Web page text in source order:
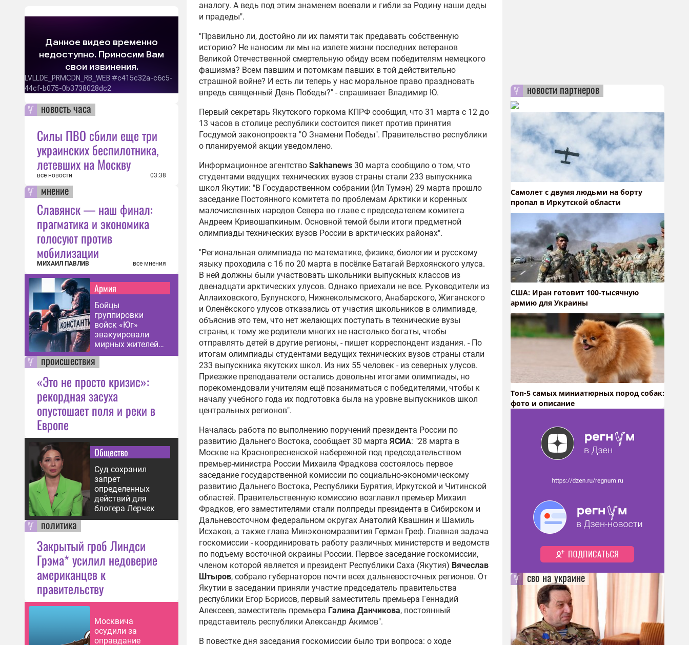
новость часа
Силы ПВО сбили еще три
украинских беспилотника,
летевших на Москву
все новости 03:38
мнение
Славянск — наш финал:
прагматика и экономика
голосуют против
мобилизации
МИХАИЛ ПАВЛИВ все мнения
Армия
Бойцы
группировки
войск «Юг»
эвакуировали
мирных жителей
из
Константиновки
происшествия
«Это не просто кризис»:
рекордная засуха
опустошает поля и реки в
Европе
Общество
Суд сохранил
запрет
определенных
действий для
блогера Лерчек
политика
Закрытый гроб Линдси
Грэма* усилил недоверие
американцев к
правительству
Москвича
осудили за
оправдание
аналогу. А ведь под этим знаменем воевали и гибли за Родину наши деды
и прадеды".
"Правильно ли, достойно ли их памяти так предавать собственную
историю? Не наносим ли мы на излете жизни последних ветеранов
Великой Отечественной смертельную обиду всем победителям немецкого
фашизма? Всем павшим и потомкам павших в той действительно
страшной войне? И есть ли теперь у нас моральное право праздновать
впредь священный День Победы?" - спрашивает Владимир Ю.
Первый секретарь Якутского горкома КПРФ сообщил, что 31 марта с 12 до
13 часов в столице республики состоится пикет против принятия
Госдумой законопроекта "О Знамени Победы". Правительство республики
о планируемой акции уведомлено.
Информационное агентство Sakhanews 30 марта сообщило о том, что
студентами ведущих технических вузов страны стали 233 выпускника
школ Якутии: "В Государственном собрании (Ил Тумэн) 29 марта прошло
заседание Постоянного комитета по проблемам Арктики и коренных
малочисленных народов Севера во главе с председателем комитета
Андреем Кривошапкиным. Основной темой были итоги предметной
олимпиады технических вузов России в арктических районах".
"Региональная олимпиада по математике, физике, биологии и русскому
языку проходила с 16 по 20 марта в посёлке Батагай Верхоянского улуса.
В ней должны были участвовать школьники выпускных классов из
двенадцати арктических улусов. Однако приехали не все. Руководители из
Аллаиховского, Булунского, Нижнеколымского, Анабарского, Жиганского
и Оленёкского улусов отказались от участия школьников в олимпиаде,
объяснив это тем, что нет желающих поступать в технические вузы
страны, к тому же родители многих не настолько богаты, чтобы
отправлять детей в другие регионы, - пишет корреспондент издания. - По
итогам олимпиады студентами ведущих технических вузов страны стали
233 выпускника якутских школ. Из них 55 человек - из северных улусов.
Приезжие преподаватели остались довольны итогами олимпиады, но
порекомендовали учителям ещё позаниматься с победителями, чтобы к
началу учебного года их подготовка была на уровне выпускников школ
центральных регионов".
Началась работа по выполнению поручений президента России по
развитию Дальнего Востока, сообщает 30 марта ЯСИА: "28 марта в
Москве на Краснопресненской набережной под председательством
премьер-министра России Михаила Фрадкова состоялось первое
заседание государственной комиссии по социально-экономическому
развитию Дальнего Востока, Республики Бурятия, Иркутской и Читинской
областей. Правительственную комиссию возглавил премьер Михаил
Фрадков, его заместителями стали полпреды президента в Сибирском и
Дальневосточном федеральном округах Анатолий Квашнин и Шамиль
Исхаков, а также глава Минэкономразвития Герман Греф. Главная задача
госкомиссии - координировать работу различных министерств и ведомств
по подъему восточной окраины России. Первое заседание госкомиссии,
членом которой является и президент Республики Саха (Якутия) Вячеслав
Штыров, собрало губернаторов почти всех дальневосточных регионов. От
Якутии в заседании приняли участие председатель правительства
республики Егор Борисов, первый заместитель премьера Геннадий
Алексеев, заместитель премьера Галина Данчикова, постоянный
представитель республики Александр Акимов".
В повестке дня заседания госкомиссии было три вопроса: о ходе
новости партнеров
Самолет с двумя людьми на борту
пропал в Иркутской области
США: Иран готовит 100-тысячную
армию для Украины
Топ-5 самых миниатюрных пород собак:
фото и описание
сво на украине